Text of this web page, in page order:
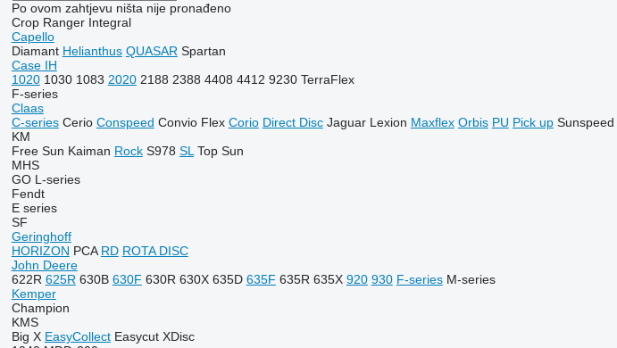
Po ovom zahtjevu ništa nije pronađeno
Crop Ranger Integral
Capello
Diamant Helianthus QUASAR Spartan
Case IH
1020 1030 1083 2020 2188 2388 4408 4412 9230 TerraFlex
F-series
Claas
C-series Cerio Conspeed Convio Flex Corio Direct Disc Jaguar Lexion Maxflex Orbis PU Pick up Sunspeed
KM
Free Sun Kaiman Rock S978 SL Top Sun
MHS
GO L-series
Fendt
E series
SF
Geringhoff
HORIZON PCA RD ROTA DISC
John Deere
622R 625R 630B 630F 630R 630X 635D 635F 635R 635X 920 930 F-series M-series
Kemper
Champion
KMS
Big X EasyCollect Easycut XDisc